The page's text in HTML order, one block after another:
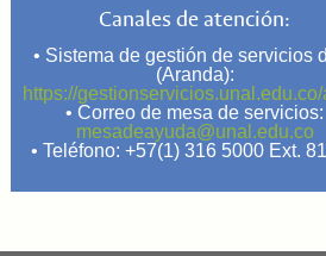
Canales de atención:
• Sistema de gestión de servicios
(Aranda):
https://
• Correo de mesa de servicios:
mesadeayuda@unal.edu.co
• Teléfono: +57(1) 316 5000 Ext.